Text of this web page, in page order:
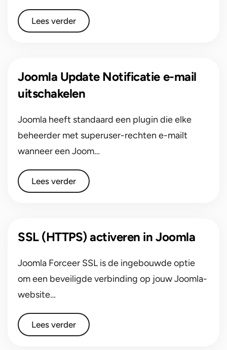
Lees verder
Joomla Update Notificatie e-mail
uitschakelen
Joomla heeft standaard een plugin die elke
beheerder met superuser-rechten e-mailt
wanneer een Joom…
Lees verder
SSL (HTTPS) activeren in Joomla
Joomla Forceer SSL is de ingebouwde optie
om een beveiligde verbinding op jouw Joomla-
website…
Lees verder